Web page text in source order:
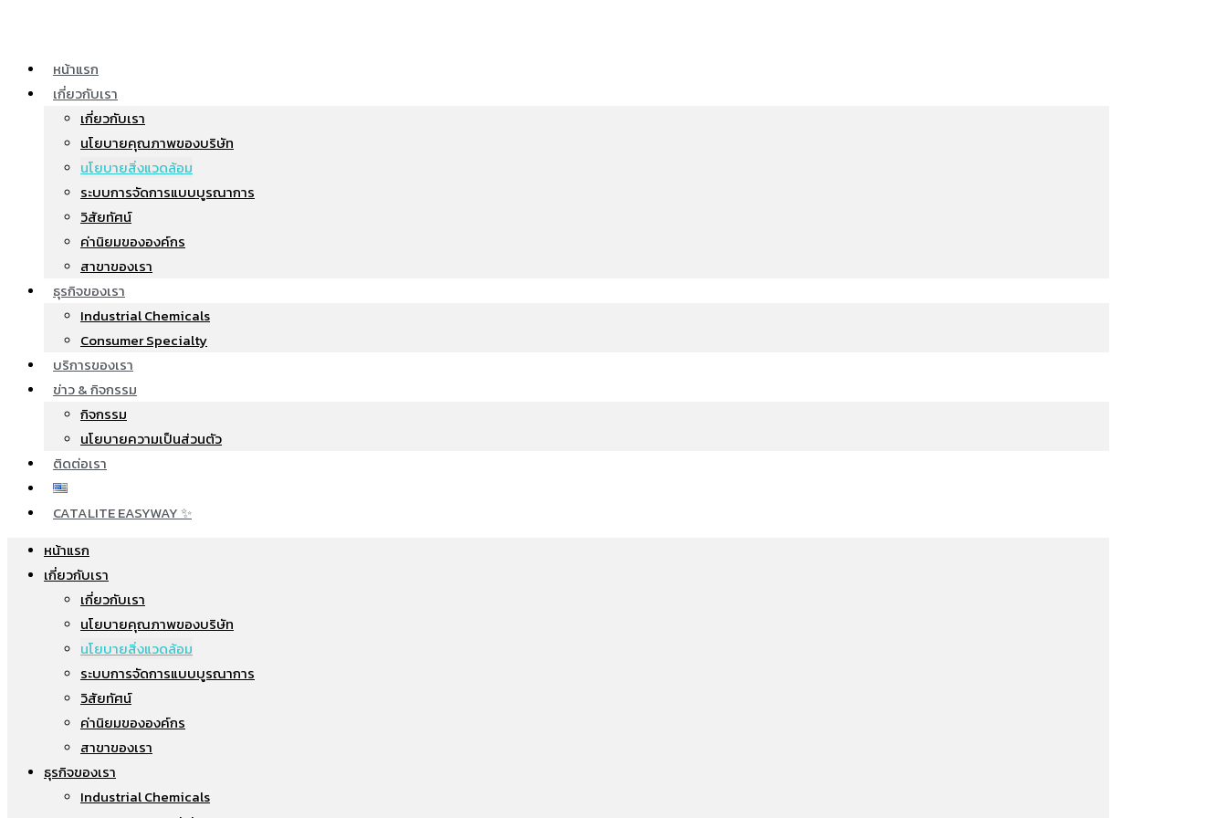
content หน้าแรก
เกี่ยวกับเรา
เกี่ยวกับเรา
นโยบายคุณภาพของบริษัท
นโยบายสิ่งแวดล้อม
ระบบการจัดการแบบบูรณาการ
วิสัยทัศน์
ค่านิยมขององค์กร
สาขาของเรา
ธุรกิจของเรา
Industrial Chemicals
Consumer Specialty
บริการของเรา
ข่าว & กิจกรรม
กิจกรรม
นโยบายความเป็นส่วนตัว
ติดต่อเรา
CATALITE EASYWAY ✨
หน้าแรก
เกี่ยวกับเรา
เกี่ยวกับเรา
นโยบายคุณภาพของบริษัท
นโยบายสิ่งแวดล้อม
ระบบการจัดการแบบบูรณาการ
วิสัยทัศน์
ค่านิยมขององค์กร
สาขาของเรา
ธุรกิจของเรา
Industrial Chemicals